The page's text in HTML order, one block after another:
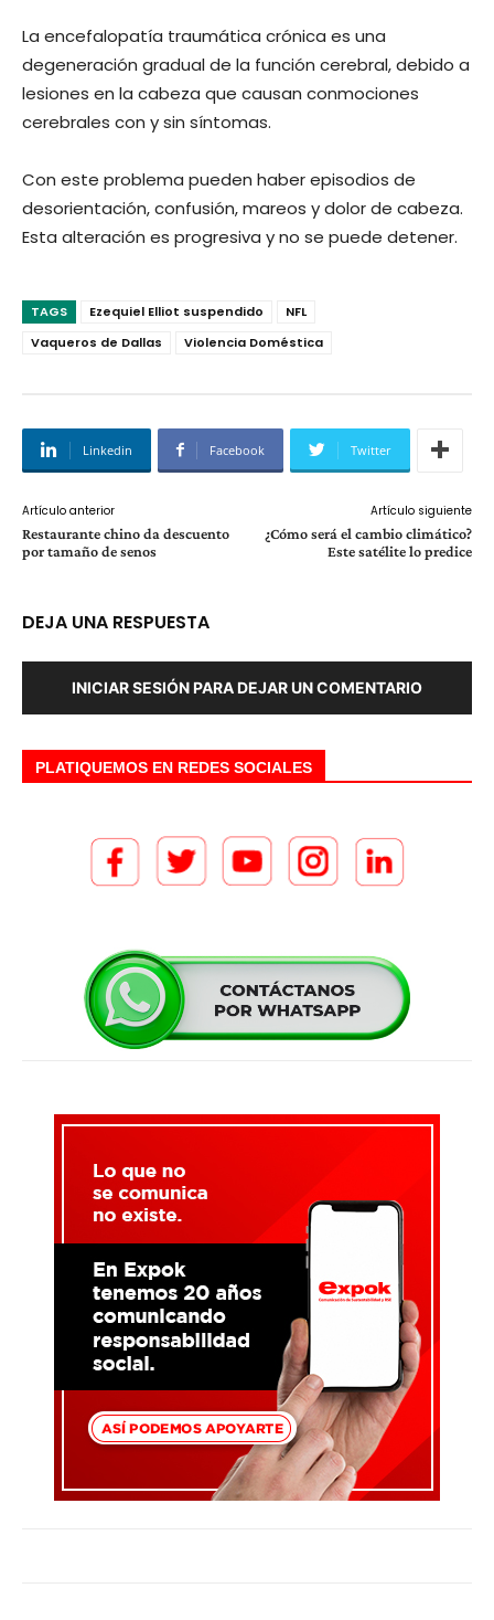
La encefalopatía traumática crónica es una
degeneración gradual de la función cerebral, debido a
lesiones en la cabeza que causan conmociones
cerebrales con y sin síntomas.
Con este problema pueden haber episodios de
desorientación, confusión, mareos y dolor de cabeza.
Esta alteración es progresiva y no se puede detener.
TAGS Ezequiel Elliot suspendido
NFL
Vaqueros de Dallas
Violencia Doméstica
Linkedin Facebook Twitter
Artículo anterior
Restaurante chino da descuento
por tamaño de senos
Artículo siguiente
¿Cómo será el cambio climático?
Este satélite lo predice
DEJA UNA RESPUESTA
INICIAR SESIÓN PARA DEJAR UN COMENTARIO
PLATIQUEMOS EN REDES SOCIALES